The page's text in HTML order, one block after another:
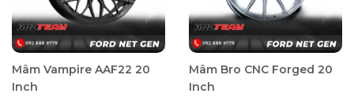
Mâm Vampire AAF22 20
Inch
Mâm Bro CNC Forged 20
Inch